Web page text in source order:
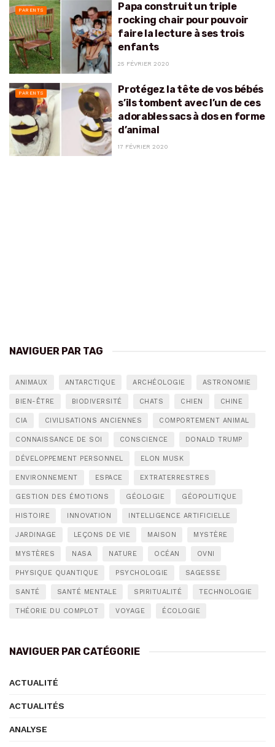
PARENTS
Papa construit un triple
rocking chair pour pouvoir
faire la lecture à ses trois
enfants
25 FÉVRIER 2020
PARENTS
Protégez la tête de vos bébés
s’ils tombent avec l’un de ces
adorables sacs à dos en forme
d’animal
17 FÉVRIER 2020
NAVIGUER PAR TAG
ANIMAUX ANTARCTIQUE ARCHÉOLOGIE ASTRONOMIE
BIEN-ÊTRE BIODIVERSITÉ CHATS CHIEN CHINE
CIA CIVILISATIONS ANCIENNES COMPORTEMENT ANIMAL
CONNAISSANCE DE SOI CONSCIENCE DONALD TRUMP
DÉVELOPPEMENT PERSONNEL ELON MUSK
ENVIRONNEMENT ESPACE EXTRATERRESTRES
GESTION DES ÉMOTIONS GÉOLOGIE GÉOPOLITIQUE
HISTOIRE INNOVATION INTELLIGENCE ARTIFICIELLE
JARDINAGE LEÇONS DE VIE MAISON MYSTÈRE
MYSTÈRES NASA NATURE OCÉAN OVNI
PHYSIQUE QUANTIQUE PSYCHOLOGIE SAGESSE
SANTÉ SANTÉ MENTALE SPIRITUALITÉ TECHNOLOGIE
THÉORIE DU COMPLOT VOYAGE ÉCOLOGIE
NAVIGUER PAR CATÉGORIE
ACTUALITÉ
ACTUALITÉS
ANALYSE